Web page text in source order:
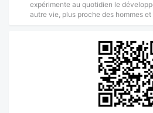
expérimente au quotidien le
autre vie, plus proche des hommes et